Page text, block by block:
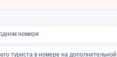
номере
туриста в номере на дополнительной